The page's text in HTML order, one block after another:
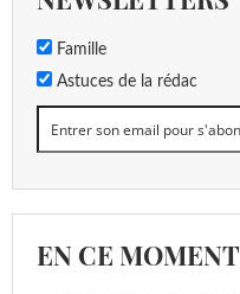
Famille
Astuces de la rédac
EN CE MOMENT